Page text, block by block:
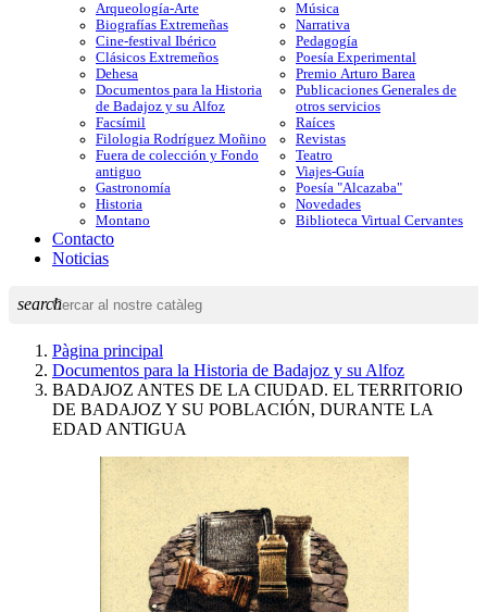
Arqueología-Arte
Biografías Extremeñas
Cine-festival Ibérico
Clásicos Extremeños
Dehesa
Documentos para la Historia
de Badajoz y su Alfoz
Facsímil
Filologia Rodríguez Moñino
Fuera de colección y Fondo
antiguo
Gastronomía
Historia
Montano
Música
Narrativa
Pedagogía
Poesía Experimental
Premio Arturo Barea
Publicaciones Generales de
otros servicios
Raíces
Revistas
Teatro
Viajes-Guía
Poesía "Alcazaba"
Novedades
Biblioteca Virtual Cervantes
Contacto
Noticias
search
Pàgina principal
Documentos para la Historia de Badajoz y su Alfoz
BADAJOZ ANTES DE LA CIUDAD. EL TERRITORIO
DE BADAJOZ Y SU POBLACIÓN, DURANTE LA
EDAD ANTIGUA